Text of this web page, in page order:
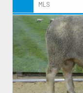
MLS